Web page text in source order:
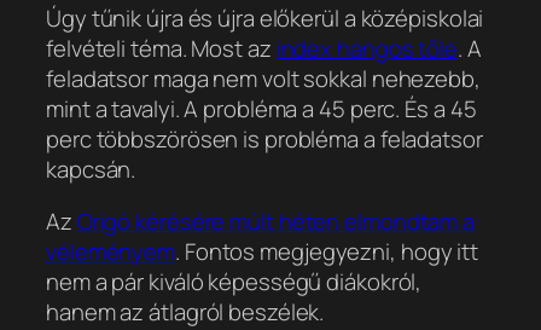
Úgy tűnik újra és újra előkerül a középiskolai
felvételi téma. Most az index hangos tőle. A
feladatsor maga nem volt sokkal nehezebb,
mint a tavalyi. A probléma a 45 perc. És a 45
perc többszörösen is probléma a feladatsor
kapcsán.
AzOrigó kérésére múlt héten elmondtam a
véleményem. Fontos megjegyezni, hogy itt
nem a pár kiváló képességű diákokról,
hanem az átlagról beszélek.